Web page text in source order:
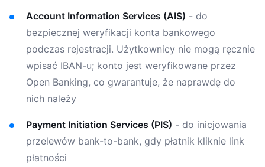
Account Information Services (AIS) - do
bezpiecznej weryfikacji konta bankowego
podczas rejestracji. Użytkownicy nie mogą ręcznie
wpisać IBAN-u; konto jest weryfikowane przez
Open Banking, co gwarantuje, że naprawdę do
nich należy
Payment Initiation Services (PIS) - do inicjowania
przelewów bank-to-bank, gdy płatnik kliknie link
płatności